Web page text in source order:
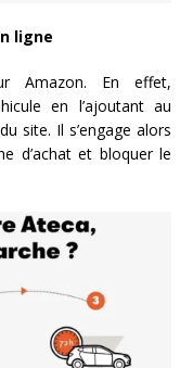
ligne
Amazon. En effet,
en l’ajoutant au
site. Il s’engage alors
d’achat et bloquer le